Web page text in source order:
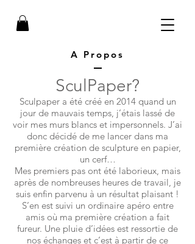
A Propos
SculPaper?
Sculpaper a été créé en 2014 quand un
jour de mauvais temps, j’étais lassé de
voir mes murs blancs et impersonnels. J’ai
donc décidé de me lancer dans ma
première création de sculpture en papier,
un cerf…
Mes premiers pas ont été laborieux, mais
après de nombreuses heures de travail, je
suis enfin parvenu à un résultat plaisant !
S’en est suivi un ordinaire apéro entre
amis où ma première création a fait
fureur. Une pluie d’idées est ressortie de
nos échanges et c’est à partir de ce